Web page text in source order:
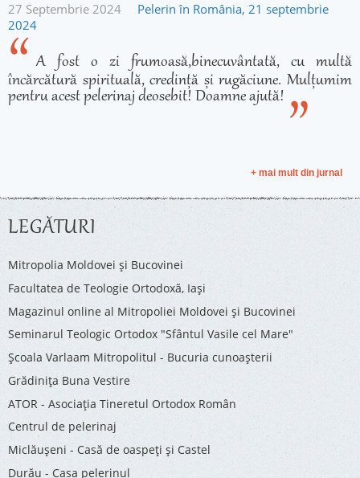
27 Septembrie 2024
Pelerin în România, 21 septembrie
2024
A fost o zi frumoasă,binecuvântată, cu multă
încărcătură spirituală, credință și rugăciune. Mulțumim
pentru acest pelerinaj deosebit! Doamne ajută!
+ mai mult din jurnal
LEGĂTURI
Mitropolia Moldovei și Bucovinei
Facultatea de Teologie Ortodoxă, Iaşi
Magazinul online al Mitropoliei Moldovei și Bucovinei
Seminarul Teologic Ortodox "Sfântul Vasile cel Mare"
Şcoala Varlaam Mitropolitul - Bucuria cunoaşterii
Grădinița Buna Vestire
ATOR - Asociaţia Tineretul Ortodox Român
Centrul de pelerinaj
Miclăușeni - Casă de oaspeţi şi Castel
Durău - Casa pelerinul